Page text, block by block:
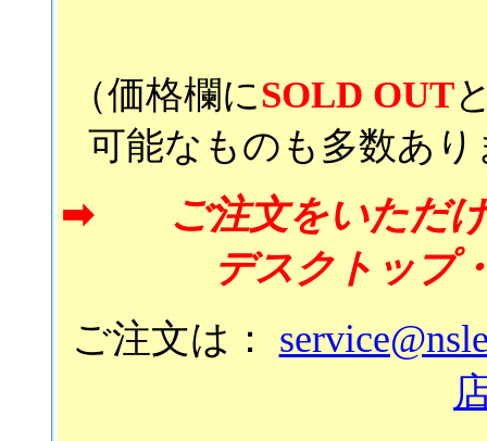
（価格欄にSOLD OUT
可能なものも多数あ
➡
ご注文をいただ
デスクトップ
ご注文は：